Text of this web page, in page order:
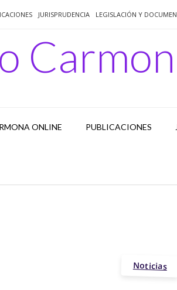
JURISPRUDENCIA LEGISLACIÓN Y
ONLINE PUBLICACIONES
Noticias